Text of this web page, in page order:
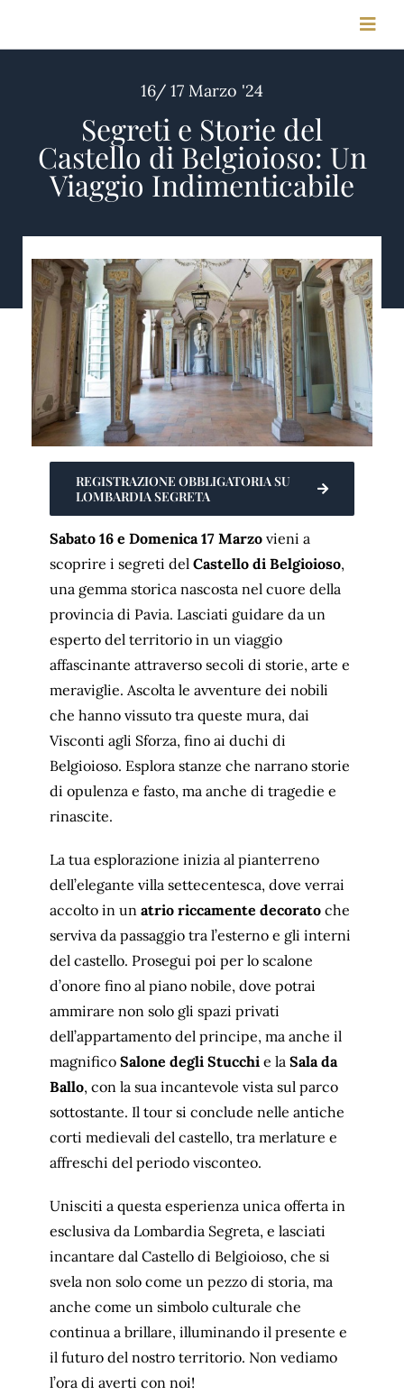
STORIA
FOTO & VIDEO
CONTATTI
16/ 17 Marzo '24
Segreti e Storie del
Castello di Belgioioso: Un
Viaggio Indimenticabile
REGISTRAZIONE OBBLIGATORIA SU
LOMBARDIA SEGRETA
Sabato 16 e Domenica 17 Marzovieni a
scoprire i segreti del Castello di Belgioioso,
una gemma storica nascosta nel cuore della
provincia di Pavia. Lasciati guidare da un
esperto del territorio in un viaggio
affascinante attraverso secoli di storie, arte e
meraviglie. Ascolta le avventure dei nobili
che hanno vissuto tra queste mura, dai
Visconti agli Sforza, fino ai duchi di
Belgioioso. Esplora stanze che narrano storie
di opulenza e fasto, ma anche di tragedie e
rinascite.
La tua esplorazione inizia al pianterreno
dell’elegante villa settecentesca, dove verrai
accolto in un atrio riccamente decoratoche
serviva da passaggio tra l’esterno e gli interni
del castello. Prosegui poi per lo scalone
d’onore fino al piano nobile, dove potrai
ammirare non solo gli spazi privati
dell’appartamento del principe, ma anche il
magnifico Salone degli Stucchie la Sala da
Ballo, con la sua incantevole vista sul parco
sottostante. Il tour si conclude nelle antiche
corti medievali del castello, tra merlature e
affreschi del periodo visconteo.
Unisciti a questa esperienza unica offerta in
esclusiva da Lombardia Segreta, e lasciati
incantare dal Castello di Belgioioso, che si
svela non solo come un pezzo di storia, ma
anche come un simbolo culturale che
continua a brillare, illuminando il presente e
il futuro del nostro territorio. Non vediamo
l’ora di averti con noi!